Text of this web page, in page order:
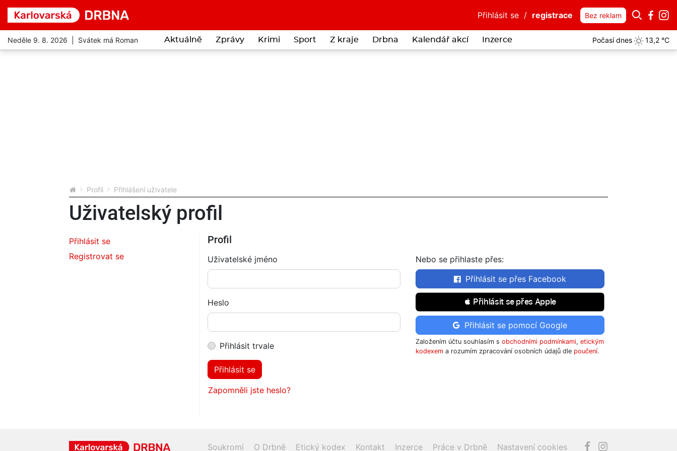
Přihlásit se / registrace Bez reklam
Neděle 9. 8. 2026 | Svátek má Roman Aktuálně Zprávy Krimi Sport Z kraje Drbna Kalendář akcí Inzerce Počasí dnes 13,2 °C
Profil Přihlášení uživatele
Uživatelský profil
Přihlásit se
Registrovat se
Profil
Uživatelské jméno
Heslo
Přihlásit trvale
Přihlásit se
Zapomněli jste heslo?
Nebo se přihlaste přes:
Přihlásit se přes Facebook
 Přihlásit se přes Apple
Přihlásit se pomocí Google
Založením účtu souhlasím s obchodními podmínkami, etickým
kodexema rozumím zpracování osobních údajů dle poučení.
Soukromí O Drbně Etický kodex Kontakt Inzerce Práce v Drbně Nastavení cookies